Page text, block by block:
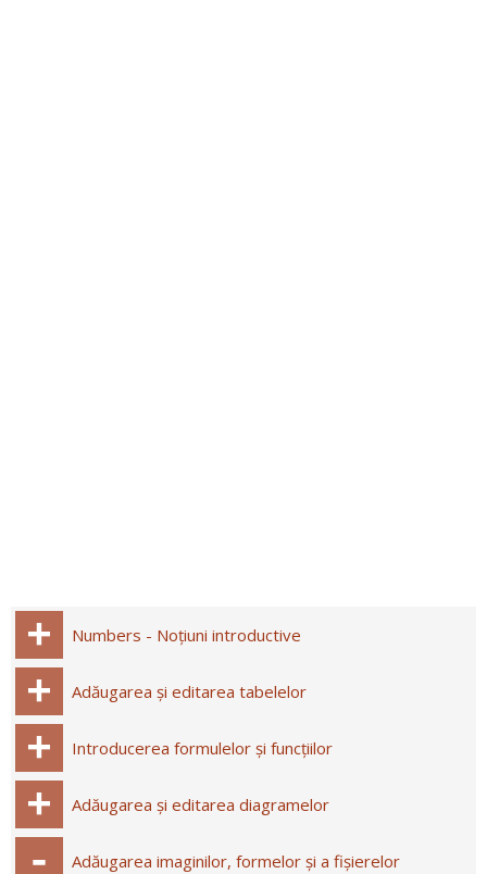
Numbers - Noțiuni introductive
Adăugarea și editarea tabelelor
Introducerea formulelor și funcțiilor
Adăugarea și editarea diagramelor
Adăugarea imaginilor, formelor și a fișierelor